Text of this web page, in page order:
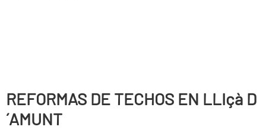
REFORMAS DE TECHOS EN LLIçà D
´AMUNT